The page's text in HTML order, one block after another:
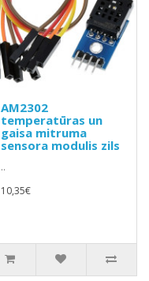
AM2302
temperatūras un
gaisa mitruma
sensora modulis zils
..
10,35€